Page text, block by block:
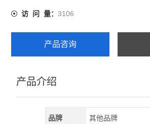
容 积：225L
访 问 量：3106
产品咨询
产品介绍
品牌 其他品牌